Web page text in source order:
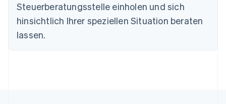
Steuerberatungsstelle einholen und sich
hinsichtlich Ihrer speziellen Situation beraten
lassen.
Festlandchina
简体中文English
Finnland
English
Frankreich